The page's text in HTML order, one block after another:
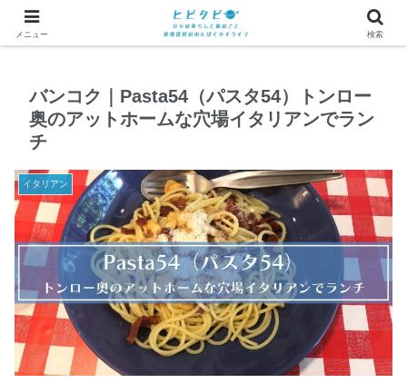
バンコク｜Pasta54（パスタ54）トンロー
奥のアットホームな穴場イタリアンでラン
チ
イタリアン
メニュー 検索